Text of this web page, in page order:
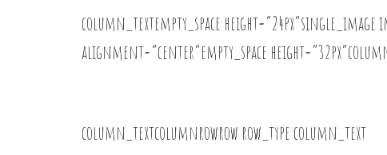
column_textempty_space
alignment=”center”empty_space
column_textcolumnrowrow row_type column_text